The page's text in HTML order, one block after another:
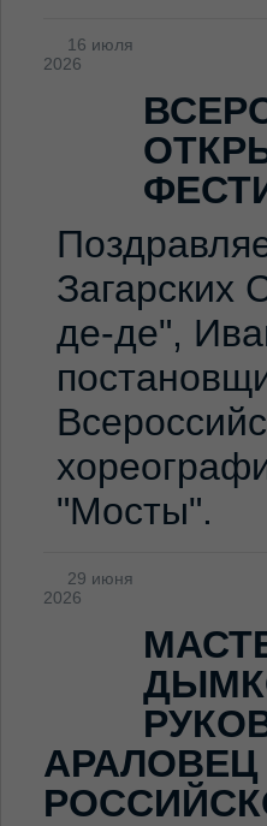
16 июля
2026
Загарских
де-де",
"Мосты".
29 июня
2026